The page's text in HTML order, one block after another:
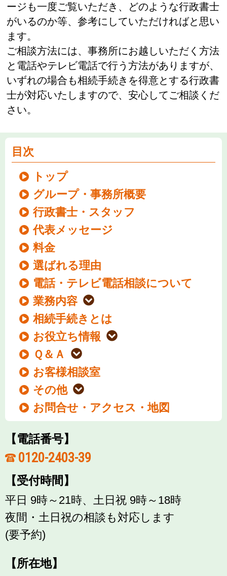
ージも一度ご覧いただき、どのような行政書士
がいるのか等、参考にしていただければと思い
ます。
ご相談方法には、事務所にお越しいただく方法
と電話やテレビ電話で行う方法がありますが、
いずれの場合も相続手続きを得意とする行政書
士が対応いたしますので、安心してご相談くだ
さい。
目次
トップ
グループ・事務所概要
行政書士・スタッフ
代表メッセージ
料金
選ばれる理由
電話・テレビ電話相談について
業務内容
相続手続きとは
お役立ち情報
Ｑ＆Ａ
お客様相談室
その他
お問合せ・アクセス・地図
【電話番号】
0120-2403-39
【受付時間】
平日 9時～21時、土日祝 9時～18時
夜間・土日祝の相談も対応します
(要予約)
【所在地】